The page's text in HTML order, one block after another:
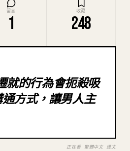
留言
1
收藏
248
就的行為會扼殺吸
方式，讓男人主
正在看 繁體中文 譯文